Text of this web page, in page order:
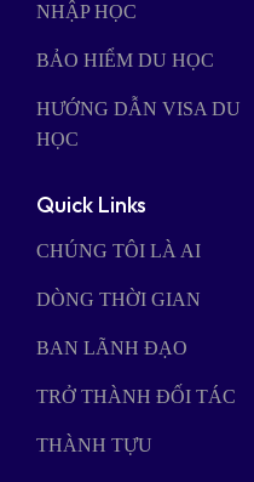
NHẬP HỌC
BẢO HIỂM DU HỌC
HƯỚNG DẪN VISA DU
HỌC
Quick Links
CHÚNG TÔI LÀ AI
DÒNG THỜI GIAN
BAN LÃNH ĐẠO
TRỞ THÀNH ĐỐI TÁC
THÀNH TỰU